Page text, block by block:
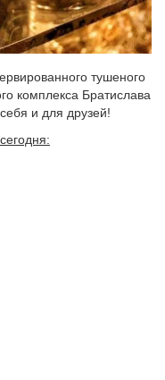
тушеного
комплекса Братислава
и для друзей!